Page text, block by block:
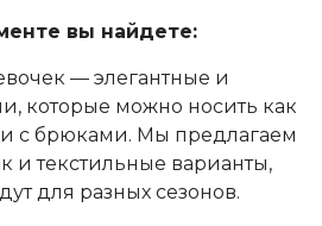
вы найдете:
— элегантные и
которые можно носить как
и с брюками. Мы предлагаем
и текстильные варианты,
для разных сезонов.